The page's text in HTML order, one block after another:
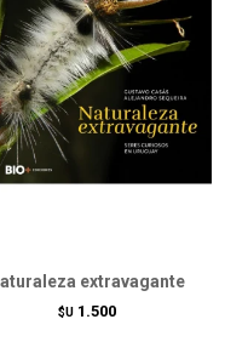
extravagante
$U 1.500